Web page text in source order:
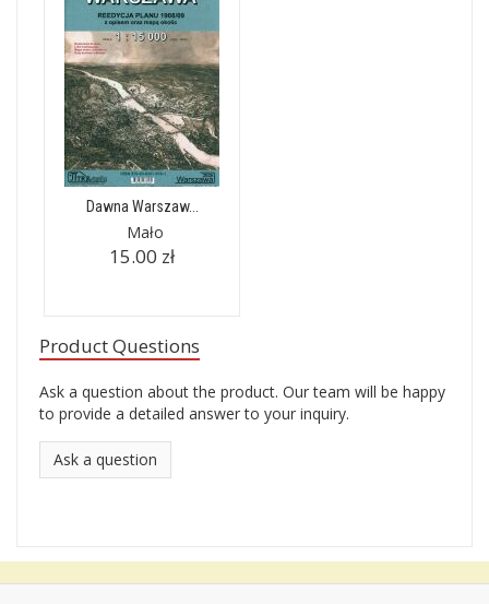
Dawna Warszaw...
Mało
15.00 zł
Product Questions
Ask a question about the product. Our team will be happy
to provide a detailed answer to your inquiry.
Ask a question